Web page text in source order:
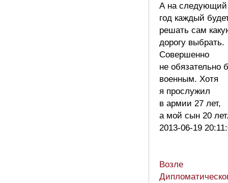
А на следующий
год каждый
решать сам
дорогу выбрать.
Совершенно
не обязательно
военным. Хотя
я прослужил
в армии 27 лет,
а мой сын 20
2013-06-19
Возле